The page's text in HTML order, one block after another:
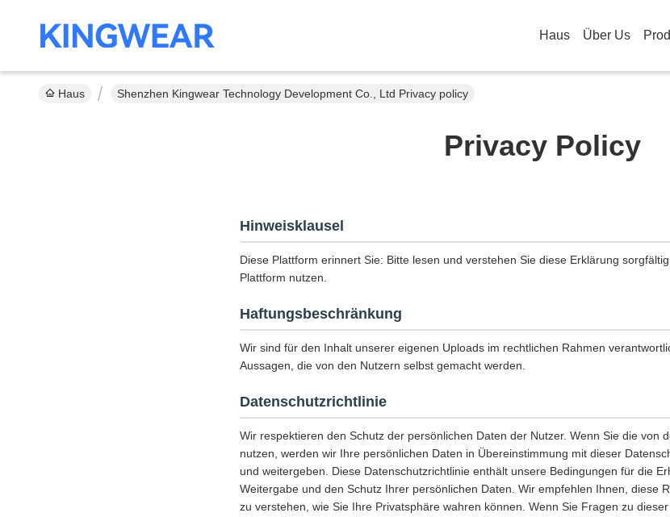
Haus Über Us
Haus Shenzhen Kingwear Technology Development Co., Ltd Privacy policy
Privacy Policy
Hinweisklausel
Diese Plattform erinnert Sie: Bitte lesen und verstehen Sie diese Erklärung
Plattform nutzen.
Haftungsbeschränkung
Wir sind für den Inhalt unserer eigenen Uploads im rechtlichen Rahmen
Aussagen, die von den Nutzern selbst gemacht werden.
Datenschutzrichtlinie
Wir respektieren den Schutz der persönlichen Daten der Nutzer. Wenn Sie die von
nutzen, werden wir Ihre persönlichen Daten in Übereinstimmung mit dieser
und weitergeben. Diese Datenschutzrichtlinie enthält unsere Bedingungen für die
Weitergabe und den Schutz Ihrer persönlichen Daten. Wir empfehlen Ihnen, diese
zu verstehen, wie Sie Ihre Privatsphäre wahren können. Wenn Sie Fragen zu